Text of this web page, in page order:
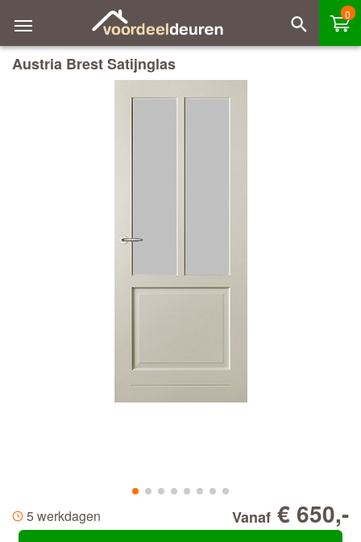
0
Austria Brest Satijnglas
5 werkdagen Vanaf € 650,-